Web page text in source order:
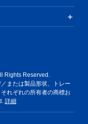
Rights Reserved.
または製品形状、トレー
れぞれの所有者の商標お
詳細